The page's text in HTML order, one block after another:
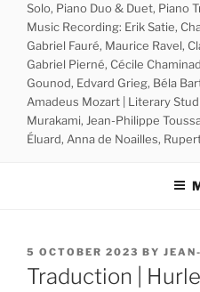
Solo, Piano Duo & Duet, Piano
Music Recording: Erik Satie,
Gabriel Fauré, Maurice Ravel,
Gabriel Pierné, Cécile
Gounod, Edvard Grieg, Béla
Amadeus Mozart | Literary
Murakami, Jean-Philippe
Éluard, Anna de Noailles,
POSTED
ON
5 OCTOBER 2023 BY
Traduction |